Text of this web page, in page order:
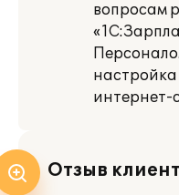
вопросам
интернет-
Отзыв